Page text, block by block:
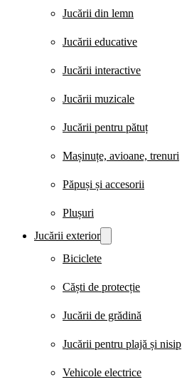
Jucării din lemn
Jucării educative
Jucării interactive
Jucării muzicale
Jucării pentru pătuț
Mașinuțe, avioane, trenuri
Păpuși și accesorii
Plușuri
Jucării exterior
Biciclete
Căști de protecție
Jucării de grădină
Jucării pentru plajă și nisip
Vehicole electrice